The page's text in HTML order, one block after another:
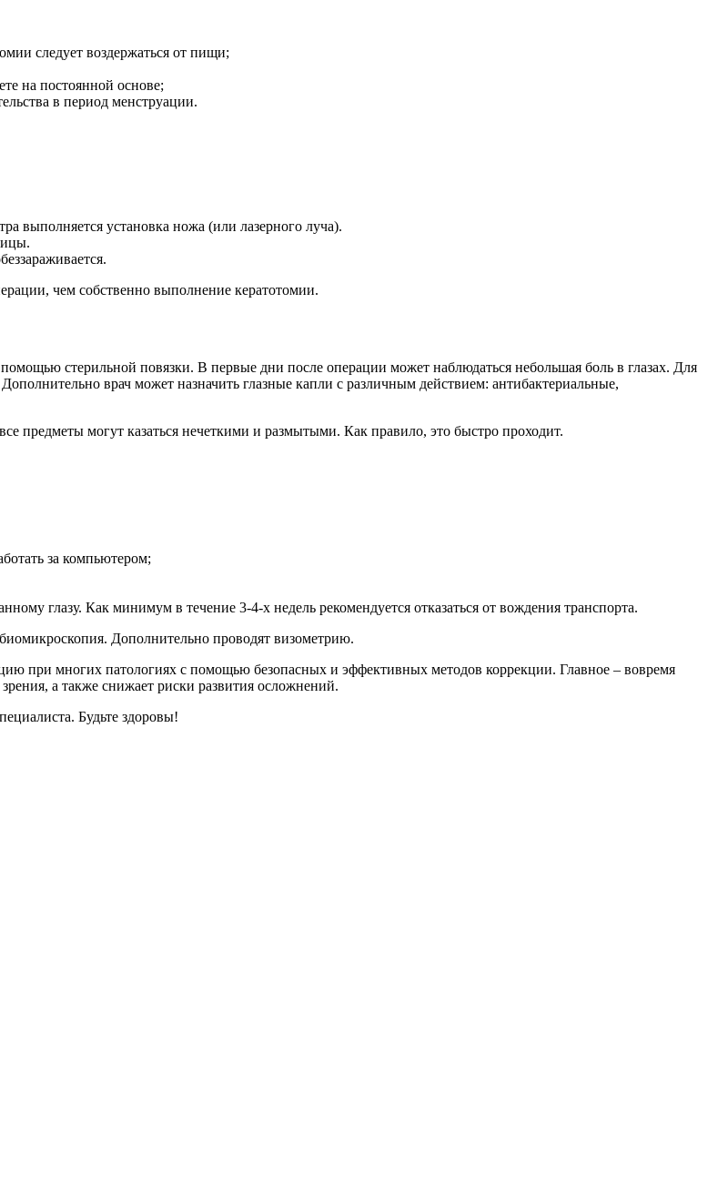
следует воздержаться от пищи;
на постоянной основе;
в период менструации.
выполняется установка ножа (или лазерного луча).
чем собственно выполнение кератотомии.
стерильной повязки. В первые дни после операции может наблюдаться небольшая боль в глазах. Для
врач может назначить глазные капли с различным действием: антибактериальные,
предметы могут казаться нечеткими и размытыми. Как правило, это быстро проходит.
за компьютером;
глазу. Как минимум в течение 3-4-х недель рекомендуется отказаться от вождения транспорта.
Дополнительно проводят визометрию.
при многих патологиях с помощью безопасных и эффективных методов коррекции. Главное – вовремя
а также снижает риски развития осложнений.
Будьте здоровы!